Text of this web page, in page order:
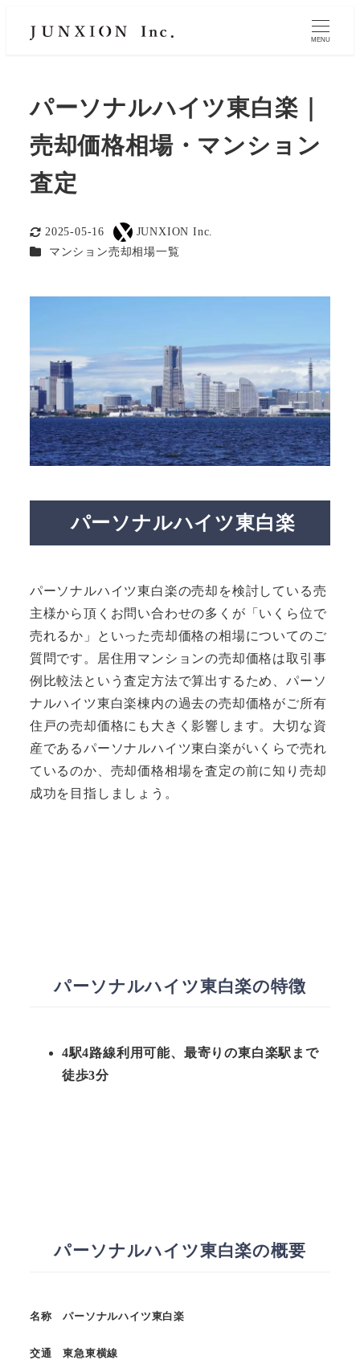
MENU
パーソナルハイツ東白楽｜
売却価格相場・マンション
査定
更新日
2025-05-16
著
者
JUNXION Inc.
カテゴリー
マンション売却相場一覧
パーソナルハイツ東白楽
パーソナルハイツ東白楽の売却を検討している売
主様から頂くお問い合わせの多くが「いくら位で
売れるか」といった売却価格の相場についてのご
質問です。居住用マンションの売却価格は取引事
例比較法という査定方法で算出するため、パーソ
ナルハイツ東白楽棟内の過去の売却価格がご所有
住戸の売却価格にも大きく影響します。大切な資
産であるパーソナルハイツ東白楽がいくらで売れ
ているのか、売却価格相場を査定の前に知り売却
成功を目指しましょう。
パーソナルハイツ東白楽の特徴
4駅4路線利用可能、最寄りの東白楽駅まで
徒歩3分
パーソナルハイツ東白楽の概要
名称 パーソナルハイツ東白楽
交通 東急東横線